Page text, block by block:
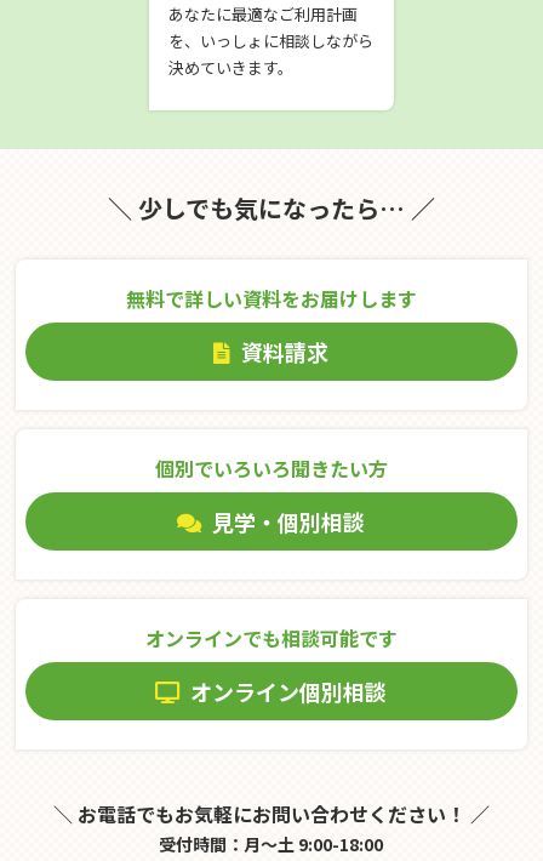
あなたに最適なご利用計画
を、いっしょに相談しながら
決めていきます。
＼ 少しでも気になったら… ／
無料で詳しい資料をお届けします
資料請求
個別でいろいろ聞きたい⽅
見学・個別相談
オンラインでも相談可能です
オンライン個別相談
＼ お電話でもお気軽にお問い合わせください！ ／
受付時間：月～土 9:00-18:00